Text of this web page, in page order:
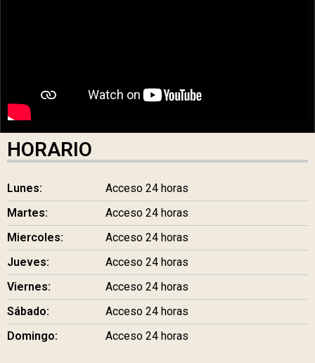
HORARIO
Lunes:
Acceso 24 horas
Martes:
Acceso 24 horas
Miercoles:
Acceso 24 horas
Jueves:
Acceso 24 horas
Viernes:
Acceso 24 horas
Sábado:
Acceso 24 horas
Domingo:
Acceso 24 horas